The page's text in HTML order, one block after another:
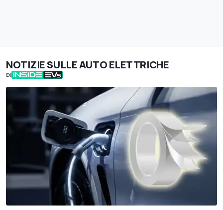
NOTIZIE SULLE AUTO ELETTRICHE
DI